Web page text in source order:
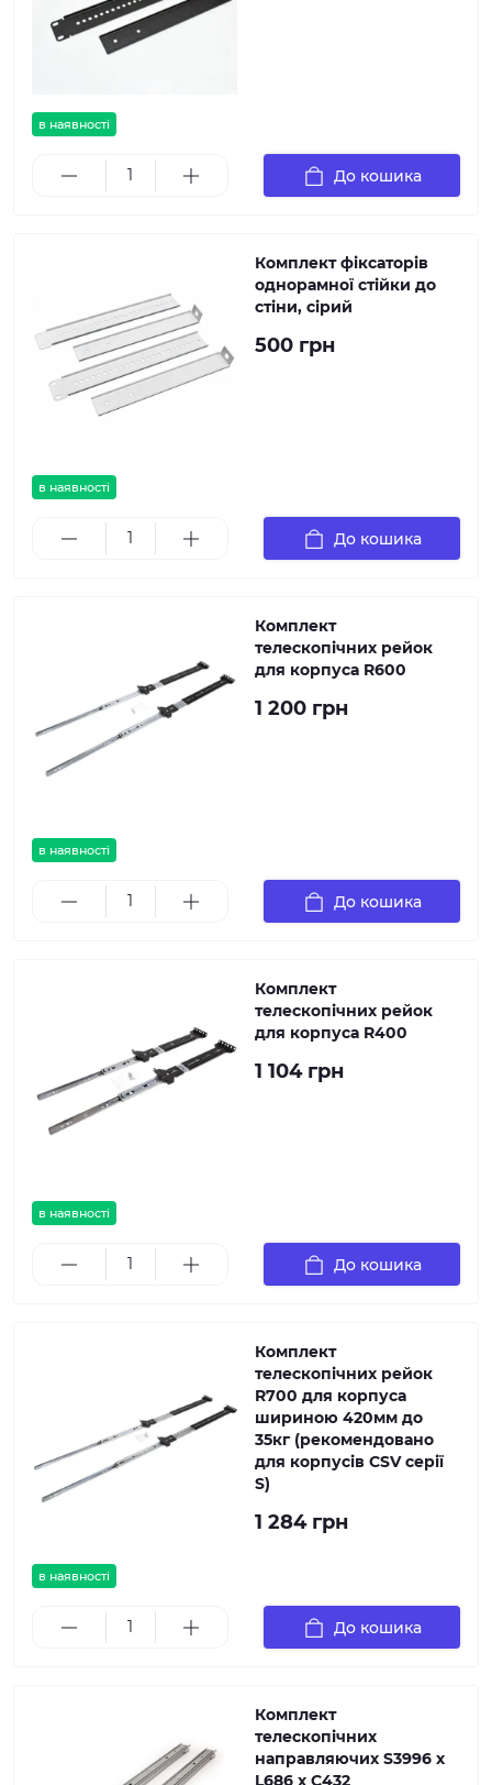
в наявності
До кошика
в наявності
Комплект фіксаторів
однорамної стійки до
стіни, сірий
500 грн
До кошика
в наявності
Комплект
телескопічних рейок
для корпуса R600
1 200 грн
До кошика
в наявності
Комплект
телескопічних рейок
для корпуса R400
1 104 грн
До кошика
в наявності
Комплект
телескопічних рейок
R700 для корпуса
шириною 420мм до
35кг (рекомендовано
для корпусів CSV серії
S)
1 284 грн
До кошика
Комплект
телескопічних
направляючих S3996 х
L686 х C432